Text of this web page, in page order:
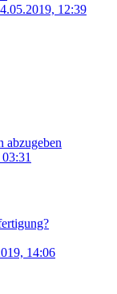
12:39
abzugeben
14:06